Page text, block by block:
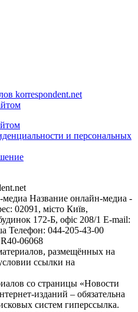
korrespondent.net
и персональных
Название онлайн-медиа -
02091, місто Київ,
172-Б, офіс 208/1 E-mail:
Телефон: 044-205-43-00
06068
размещённых на
ссылки на
со страницы «Новости
изданий – обязательна
систем гиперссылка.